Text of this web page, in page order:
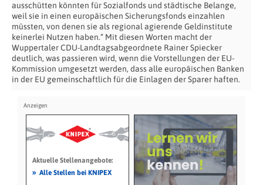
ausschütten könnten für Sozialfonds und städtische Belange,
weil sie in einen europäischen Sicherungsfonds einzahlen
müssten, von denen sie als regional agierende Geldinstitute
keinerlei Nutzen haben.“ Mit diesen Worten macht der
Wuppertaler CDU-Landtagsabgeordnete Rainer Spiecker
deutlich, was passieren wird, wenn die Vorstellungen der EU-
Kommission umgesetzt werden, dass alle europäischen Banken
in der EU gemeinschaftlich für die Einlagen der Sparer haften.
Aktuelle Stellenangebote:
» Alle Stellen bei KNIPEX